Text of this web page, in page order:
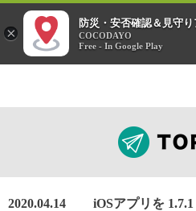
災害時
2020.04.14
iOSアプリを
×
防災・安否確認＆見守り
COCODAYO
Free - In Google Play